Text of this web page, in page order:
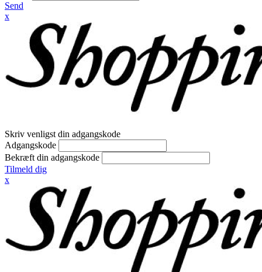
Send
x
Skriv venligst din adgangskode
Adgangskode
Bekræft din adgangskode
Tilmeld dig
x